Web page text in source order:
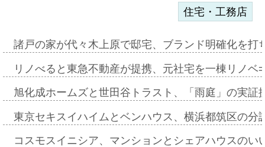
住宅・工務店
諸戸の家が代々木上原で邸宅、ブランド明確化を
リノべると東急不動産が提携、元社宅を一棟リノ
旭化成ホームズと世田谷トラスト、「雨庭」の実
東京セキスイハイムとベンハウス、横浜都筑区の
コスモスイニシア、マンションとシェアハウスの